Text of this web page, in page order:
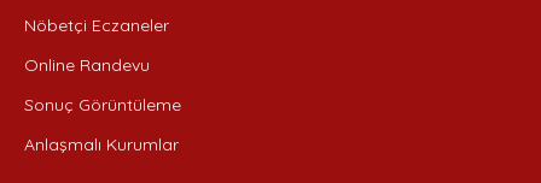
Nöbetçi Eczaneler
Online Randevu
Sonuç Görüntüleme
Anlaşmalı Kurumlar